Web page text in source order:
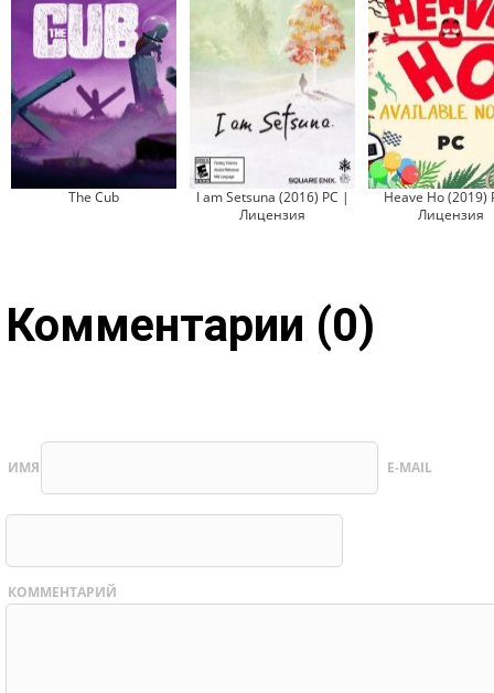
The Cub
I am Setsuna (2016) PC |
Лицензия
Heave Ho (2019)
Лицензия
Комментарии (0)
ИМЯ E-MAIL
КОММЕНТАРИЙ